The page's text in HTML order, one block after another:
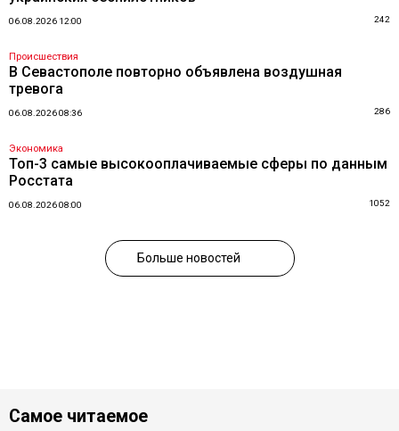
06.08.2026 12:00 242
Происшествия
В Севастополе повторно объявлена воздушная
тревога
06.08.2026 08:36 286
Экономика
Топ-3 самые высокооплачиваемые сферы по данным
Росстата
06.08.2026 08:00 1052
Больше новостей
Самое читаемое